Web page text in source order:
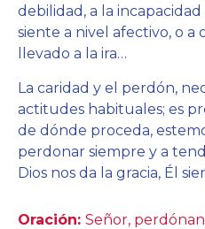
debilidad, a la
siente a nivel afectivo, o a
llevado a la ira…
La caridad y el perdón,
actitudes habituales; es
de dónde proceda,
perdonar siempre y a
Dios nos da la gracia, Él
Oración: Señor,